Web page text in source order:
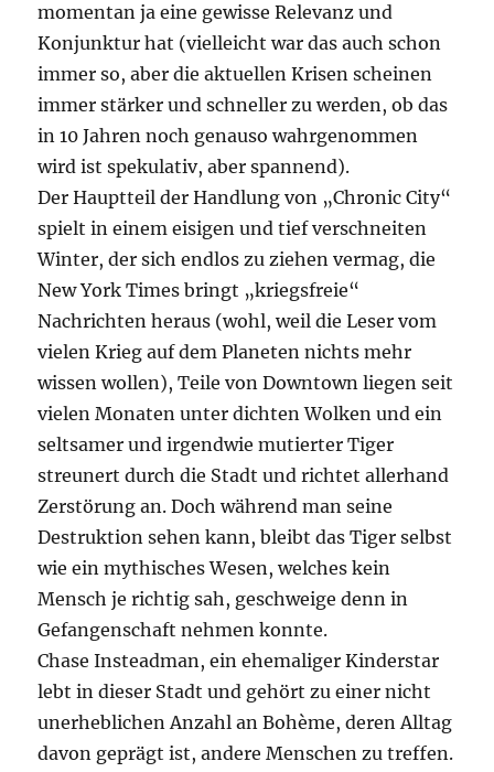
momentan ja eine gewisse Relevanz und
Konjunktur hat (vielleicht war das auch schon
immer so, aber die aktuellen Krisen scheinen
immer stärker und schneller zu werden, ob das
in 10 Jahren noch genauso wahrgenommen
wird ist spekulativ, aber spannend).
Der Hauptteil der Handlung von „Chronic City“
spielt in einem eisigen und tief verschneiten
Winter, der sich endlos zu ziehen vermag, die
New York Times bringt „kriegsfreie“
Nachrichten heraus (wohl, weil die Leser vom
vielen Krieg auf dem Planeten nichts mehr
wissen wollen), Teile von Downtown liegen seit
vielen Monaten unter dichten Wolken und ein
seltsamer und irgendwie mutierter Tiger
streunert durch die Stadt und richtet allerhand
Zerstörung an. Doch während man seine
Destruktion sehen kann, bleibt das Tiger selbst
wie ein mythisches Wesen, welches kein
Mensch je richtig sah, geschweige denn in
Gefangenschaft nehmen konnte.
Chase Insteadman, ein ehemaliger Kinderstar
lebt in dieser Stadt und gehört zu einer nicht
unerheblichen Anzahl an Bohème, deren Alltag
davon geprägt ist, andere Menschen zu treffen.